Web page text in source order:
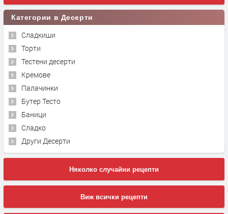
Категории в Десерти
Сладкиши
Торти
Тестени десерти
Кремове
Палачинки
Бутер Тесто
Баници
Сладко
Други Десерти
Няколко случайни рецепти
Виж всички рецепти